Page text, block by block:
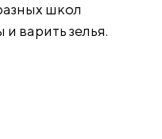
школ
варить зелья.